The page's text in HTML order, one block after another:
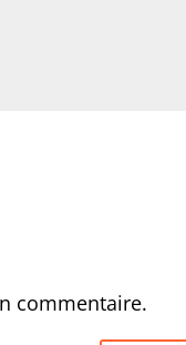
commentaire.